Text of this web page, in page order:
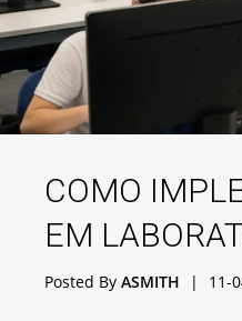
COMO
EM
Posted By ASMITH | 11-